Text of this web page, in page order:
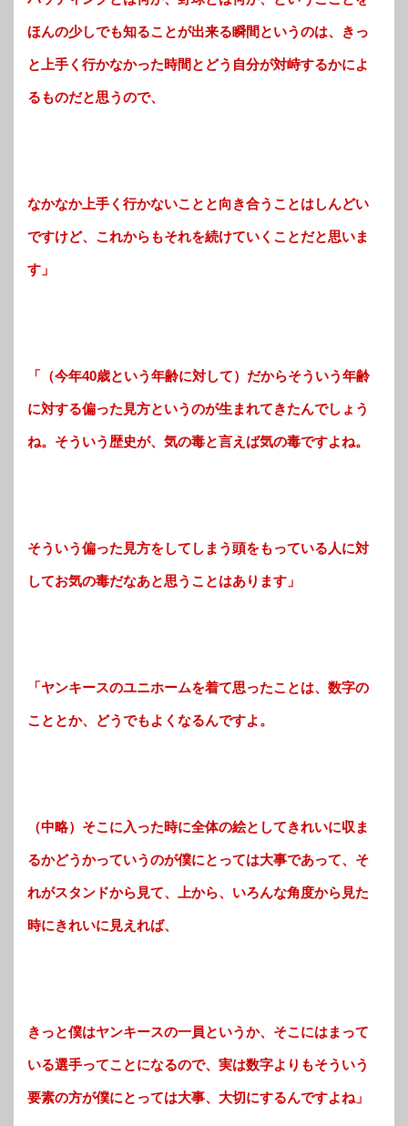
ほんの少しでも知ることが出来る瞬間というのは、きっ
と上手く行かなかった時間とどう自分が対峙するかによ
るものだと思うので、
なかなか上手く行かないことと向き合うことはしんどい
ですけど、これからもそれを続けていくことだと思いま
す」
「（今年40歳という年齢に対して）だからそういう年齢
に対する偏った見方というのが生まれてきたんでしょう
ね。そういう歴史が、気の毒と言えば気の毒ですよね。
そういう偏った見方をしてしまう頭をもっている人に対
してお気の毒だなあと思うことはあります」
「ヤンキースのユニホームを着て思ったことは、数字の
こととか、どうでもよくなるんですよ。
（中略）そこに入った時に全体の絵としてきれいに収ま
るかどうかっていうのが僕にとっては大事であって、そ
れがスタンドから見て、上から、いろんな角度から見た
時にきれいに見えれば、
きっと僕はヤンキースの一員というか、そこにはまって
いる選手ってことになるので、実は数字よりもそういう
要素の方が僕にとっては大事、大切にするんですよね」